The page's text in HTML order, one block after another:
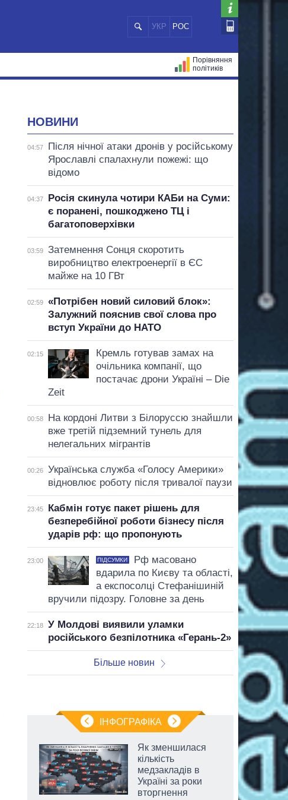
УКР РОС
Порівняння
політиків
НОВИНИ
04:57
Після нічної атаки дронів у російському
Ярославлі спалахнули пожежі: що
відомо
04:37
Росія скинула чотири КАБи на Суми:
є поранені, пошкоджено ТЦ і
багатоповерхівки
03:59
Затемнення Сонця скоротить
виробництво електроенергії в ЄС
майже на 10 ГВт
02:59
«Потрібен новий силовий блок»:
Залужний пояснив свої слова про
вступ України до НАТО
02:15
Кремль готував замах на
очільника компанії, що
постачає дрони Україні – Die
Zeit
00:58
На кордоні Литви з Білоруссю знайшли
вже третій підземний тунель для
нелегальних мігрантів
00:26
Українська служба «Голосу Америки»
відновлює роботу після тривалої паузи
23:45
Кабмін готує пакет рішень для
безперебійної роботи бізнесу після
ударів рф: що пропонують
23:00 ПІДСУМКИ
Рф масовано
вдарила по Києву та області,
а експосолці Стефанішиній
вручили підозру. Головне за день
22:18
У Молдові виявили уламки
російського безпілотника «Герань-2»
Більше новин
ІНФОГРАФІКА
Як зменшилася
кількість
медзакладів в
Україні за роки
вторгнення